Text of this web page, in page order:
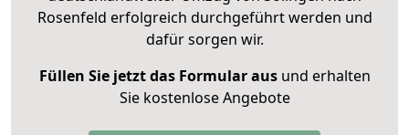
Rosenfeld erfolgreich durchgeführt werden und
dafür sorgen wir.
Füllen Sie jetzt das Formular ausund erhalten
Sie kostenlose Angebote